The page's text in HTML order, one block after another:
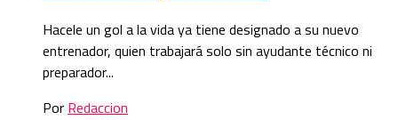
Hacele un gol a la vida ya tiene designado a su nuevo
entrenador, quien trabajará solo sin ayudante técnico ni
preparador...
Por Redaccion